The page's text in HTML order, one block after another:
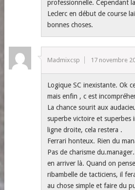
professionnelle. Cependant
Leclerc en début de course
bonnes choses.
Madmixcsp 17 novembre
Logique SC inexistante. Ok
mais enfin , c est
La chance sourit aux
superbe victoire et superbes
ligne droite, cela restera .
Ferrari honteux. Rien du
Pas de charisme
en arriver là. Quand on
ribambelle de tacticiens, il
au chose simple et faire du